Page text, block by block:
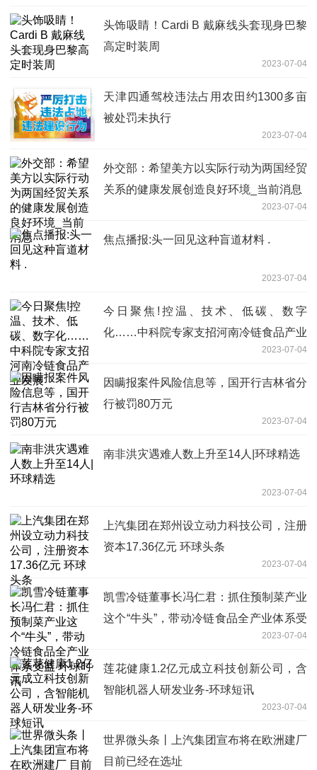
头饰吸睛！Cardi B 戴麻线头套现身巴黎
高定时装周
2023-07-04
天津四通驾校违法占用农田约1300多亩
被处罚未执行
2023-07-04
外交部：希望美方以实际行动为两国经贸
关系的健康发展创造良好环境_当前消息
2023-07-04
焦点播报:头一回见这种盲道材料 .
2023-07-04
今日聚焦!控温、技术、低碳、数字
化……中科院专家支招河南冷链食品产业
2023-07-04
因瞒报案件风险信息等，国开行吉林省分
行被罚80万元
2023-07-04
南非洪灾遇难人数上升至14人|环球精选
2023-07-04
上汽集团在郑州设立动力科技公司，注册
资本17.36亿元 环球头条
2023-07-04
凯雪冷链董事长冯仁君：抓住预制菜产业
这个“牛头”，带动冷链食品全产业体系受
2023-07-04
莲花健康1.2亿元成立科技创新公司，含
智能机器人研发业务-环球短讯
2023-07-04
世界微头条丨上汽集团宣布将在欧洲建厂
目前已经在选址